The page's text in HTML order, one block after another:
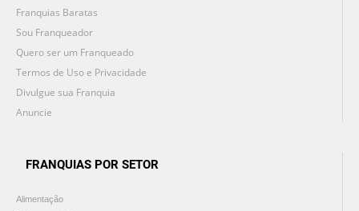
Franquias Baratas
Sou Franqueador
Quero ser um Franqueado
Termos de Uso e Privacidade
Divulgue sua Franquia
Anuncie
FRANQUIAS POR SETOR
Alimentação